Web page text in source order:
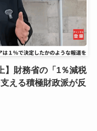
】財務省の「1％減税
える積極財政派が反